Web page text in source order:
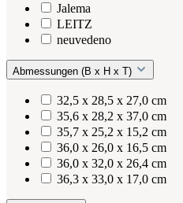
Jalema
LEITZ
neuvedeno
Abmessungen (B x H x T)
32,5 x 28,5 x 27,0 cm
35,6 x 28,2 x 37,0 cm
35,7 x 25,2 x 15,2 cm
36,0 x 26,0 x 16,5 cm
36,0 x 32,0 x 26,4 cm
36,3 x 33,0 x 17,0 cm